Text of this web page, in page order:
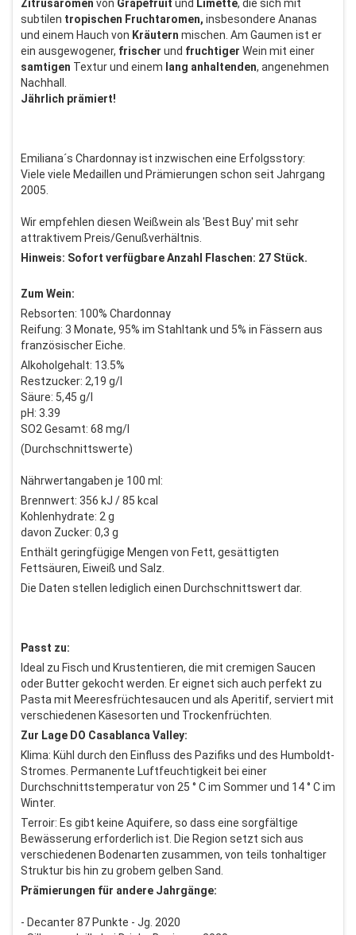
Zitrusaromen von Grapefruit und Limette, die sich mit
subtilen tropischen Fruchtaromen, insbesondere Ananas
und einem Hauch von Kräutern mischen. Am Gaumen ist er
ein ausgewogener, frischer und fruchtiger Wein mit einer
samtigen Textur und einem lang anhaltenden, angenehmen
Nachhall.
Jährlich prämiert!
Emiliana´s Chardonnay ist inzwischen eine Erfolgsstory:
Viele viele Medaillen und Prämierungen schon seit Jahrgang
2005.
Wir empfehlen diesen Weißwein als 'Best Buy' mit sehr
attraktivem Preis/Genußverhältnis.
Hinweis: Sofort verfügbare Anzahl Flaschen: 27 Stück.
Zum Wein:
Rebsorten: 100% Chardonnay
Reifung: 3 Monate, 95% im Stahltank und 5% in Fässern aus
französischer Eiche.
Alkoholgehalt: 13.5%
Restzucker: 2,19 g/l
Säure: 5,45 g/l
pH: 3.39
SO2 Gesamt: 68 mg/l
(Durchschnittswerte)
Nährwertangaben je 100 ml:
Brennwert: 356 kJ / 85 kcal
Kohlenhydrate: 2 g
davon Zucker: 0,3 g
Enthält geringfügige Mengen von Fett, gesättigten
Fettsäuren, Eiweiß und Salz.
Die Daten stellen lediglich einen Durchschnittswert dar.
Passt zu:
Ideal zu Fisch und Krustentieren, die mit cremigen Saucen
oder Butter gekocht werden. Er eignet sich auch perfekt zu
Pasta mit Meeresfrüchtesaucen und als Aperitif, serviert mit
verschiedenen Käsesorten und Trockenfrüchten.
Zur Lage DO Casablanca Valley:
Klima: Kühl durch den Einfluss des Pazifiks und des Humboldt-
Stromes. Permanente Luftfeuchtigkeit bei einer
Durchschnittstemperatur von 25 ° C im Sommer und 14 ° C im
Winter.
Terroir: Es gibt keine Aquifere, so dass eine sorgfältige
Bewässerung erforderlich ist. Die Region setzt sich aus
verschiedenen Bodenarten zusammen, von teils tonhaltiger
Struktur bis hin zu grobem gelben Sand.
Prämierungen für andere Jahrgänge:
- Decanter 87 Punkte - Jg. 2020